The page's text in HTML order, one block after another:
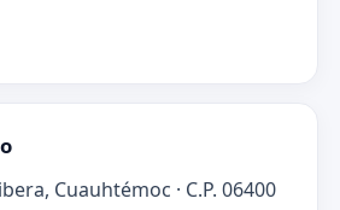
Cuauhtémoc · C.P. 06400